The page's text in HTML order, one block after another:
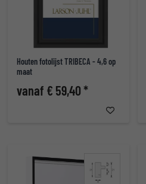
Houten fotolijst TRIBECA - 4,6 op
maat
vanaf € 59,40 *